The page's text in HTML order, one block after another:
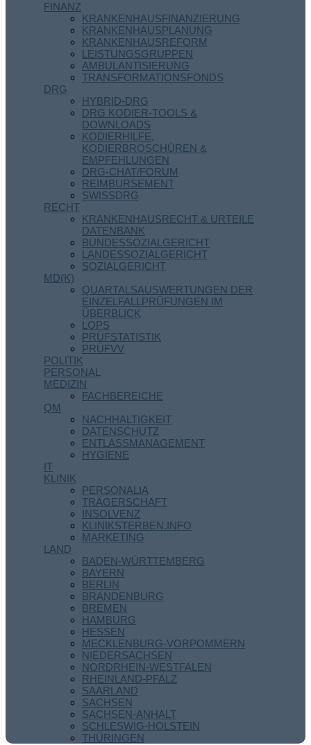
FINANZ
KRANKENHAUSFINANZIERUNG
KRANKENHAUSPLANUNG
KRANKENHAUSREFORM
LEISTUNGSGRUPPEN
AMBULANTISIERUNG
TRANSFORMATIONSFONDS
DRG
HYBRID-DRG
DRG KODIER-TOOLS &
DOWNLOADS
KODIERHILFE,
KODIERBROSCHÜREN &
EMPFEHLUNGEN
DRG-CHAT/FORUM
REIMBURSEMENT
SWISSDRG
RECHT
KRANKENHAUSRECHT & URTEILE
DATENBANK
BUNDESSOZIALGERICHT
LANDESSOZIALGERICHT
SOZIALGERICHT
MD(K)
QUARTALSAUSWERTUNGEN DER
EINZELFALLPRÜFUNGEN IM
ÜBERBLICK
LOPS
PRÜFSTATISTIK
PRÜFVV
POLITIK
PERSONAL
MEDIZIN
FACHBEREICHE
QM
NACHHALTIGKEIT
DATENSCHUTZ
ENTLASSMANAGEMENT
HYGIENE
IT
KLINIK
PERSONALIA
TRÄGERSCHAFT
INSOLVENZ
KLINIKSTERBEN.INFO
MARKETING
LAND
BADEN-WÜRTTEMBERG
BAYERN
BERLIN
BRANDENBURG
BREMEN
HAMBURG
HESSEN
MECKLENBURG-VORPOMMERN
NIEDERSACHSEN
NORDRHEIN-WESTFALEN
RHEINLAND-PFALZ
SAARLAND
SACHSEN
SACHSEN-ANHALT
SCHLESWIG-HOLSTEIN
THÜRINGEN